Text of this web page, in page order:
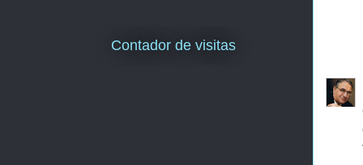
Contador de visitas